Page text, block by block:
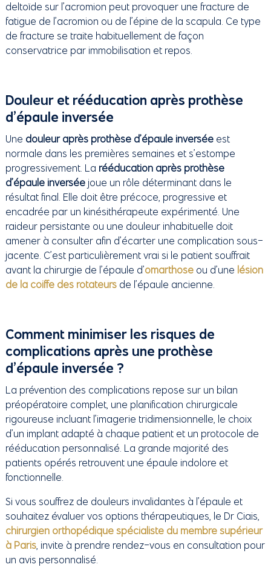
deltoïde sur l’acromion peut provoquer une fracture de
fatigue de l’acromion ou de l’épine de la scapula. Ce type
de fracture se traite habituellement de façon
conservatrice par immobilisation et repos.
Douleur et rééducation après prothèse
d’épaule inversée
Une douleur après prothèse d’épaule inverséeest
normale dans les premières semaines et s’estompe
progressivement. La rééducation après prothèse
d’épaule inverséejoue un rôle déterminant dans le
résultat final. Elle doit être précoce, progressive et
encadrée par un kinésithérapeute expérimenté. Une
raideur persistante ou une douleur inhabituelle doit
amener à consulter afin d’écarter une complication sous-
jacente. C’est particulièrement vrai si le patient souffrait
avant la chirurgie de l’épaule d’omarthoseou d’une lésion
de la coiffe des rotateursde l’épaule ancienne.
Comment minimiser les risques de
complications après une prothèse
d’épaule inversée ?
La prévention des complications repose sur un bilan
préopératoire complet, une planification chirurgicale
rigoureuse incluant l’imagerie tridimensionnelle, le choix
d’un implant adapté à chaque patient et un protocole de
rééducation personnalisé. La grande majorité des
patients opérés retrouvent une épaule indolore et
fonctionnelle.
Si vous souffrez de douleurs invalidantes à l’épaule et
souhaitez évaluer vos options thérapeutiques, le Dr Ciais,
chirurgien orthopédique spécialiste du membre supérieur
à Paris, invite à prendre rendez-vous en consultation pour
un avis personnalisé.